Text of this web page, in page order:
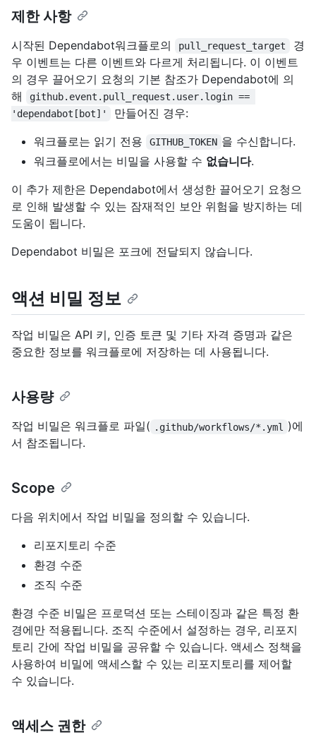
제한 사항
시작된 Dependabot워크플로의 pull_request_target
경
우 이벤트는 다른 이벤트와 다르게 처리됩니다. 이 이벤트
의 경우 끌어오기 요청의 기본 참조가 Dependabot에 의
해
github.event.pull_request.user.login ==
'dependabot[bot]'
만들어진 경우:
워크플로는 읽기 전용
GITHUB_TOKEN 을 수신합니다.
워크플로에서는 비밀을 사용할 수 없습니다.
이 추가 제한은 Dependabot에서 생성한 끌어오기 요청으
로 인해 발생할 수 있는 잠재적인 보안 위험을 방지하는 데
도움이 됩니다.
Dependabot 비밀은 포크에 전달되지 않습니다.
액션 비밀 정보
작업 비밀은 API 키, 인증 토큰 및 기타 자격 증명과 같은
중요한 정보를 워크플로에 저장하는 데 사용됩니다.
사용량
작업 비밀은 워크플로 파일( .github/workflows/*.yml
)에
서 참조됩니다.
Scope
다음 위치에서 작업 비밀을 정의할 수 있습니다.
리포지토리 수준
환경 수준
조직 수준
환경 수준 비밀은 프로덕션 또는 스테이징과 같은 특정 환
경에만 적용됩니다. 조직 수준에서 설정하는 경우, 리포지
토리 간에 작업 비밀을 공유할 수 있습니다. 액세스 정책을
사용하여 비밀에 액세스할 수 있는 리포지토리를 제어할
수 있습니다.
액세스 권한